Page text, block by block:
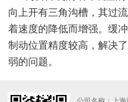
向上开有三角沟槽，其过
着速度的降低而增强。缓
制动位置精度较高，解决
弱的问题。